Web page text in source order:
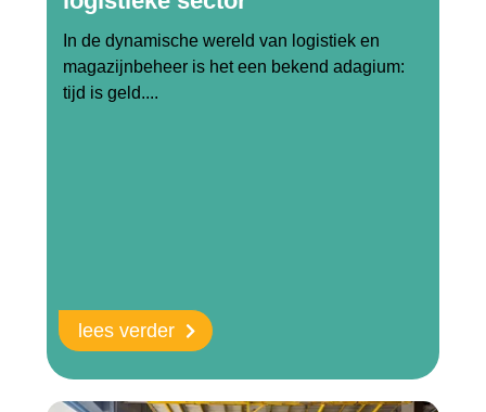
In de dynamische wereld van logistiek en
magazijnbeheer is het een bekend adagium:
tijd is geld....
lees verder